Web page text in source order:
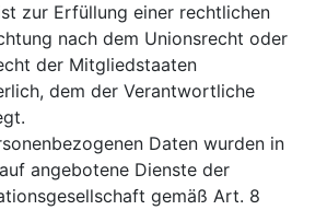
zur Erfüllung einer rechtlichen
nach dem Unionsrecht oder
der Mitgliedstaaten
dem der Verantwortliche
Daten wurden in
angebotene Dienste der
gemäß Art. 8